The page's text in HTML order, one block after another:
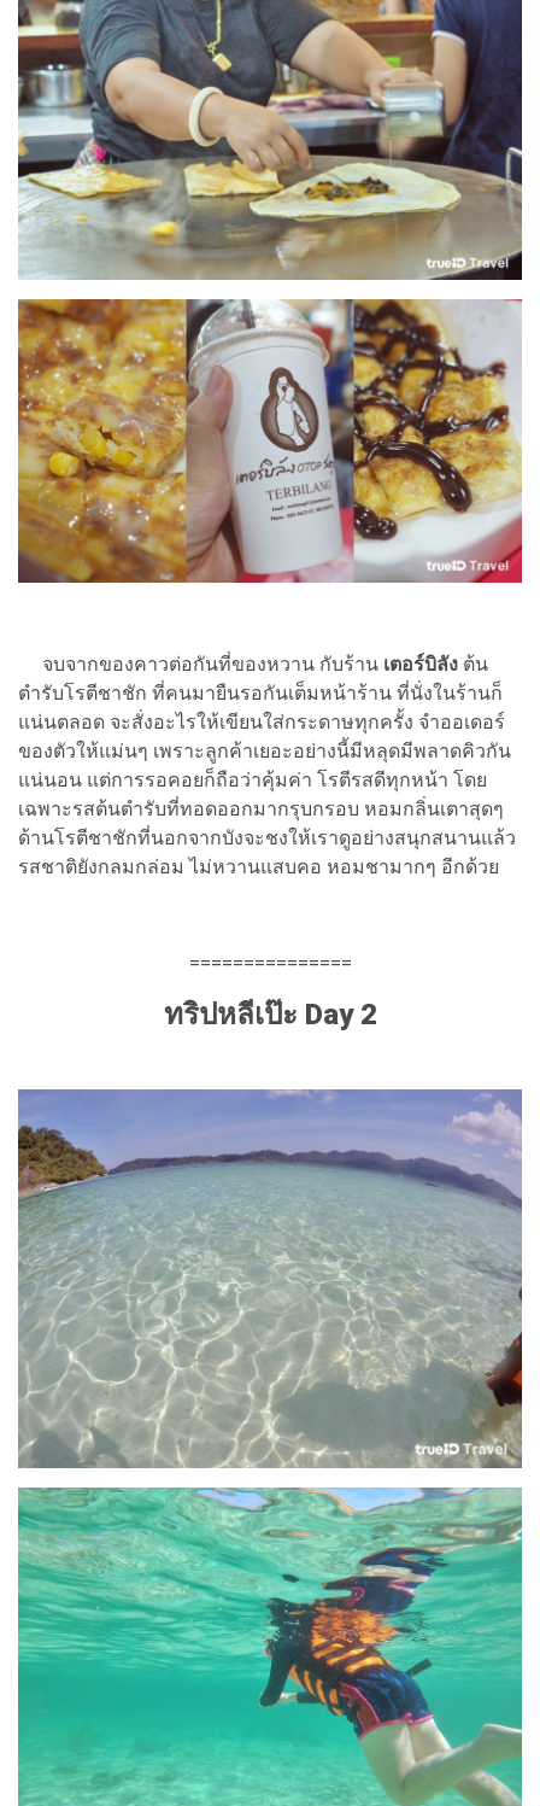
จบจากของคาวต่อกันที่ของหวาน กับร้าน เตอร์บิลัง ต้น
ตำรับโรตีชาชัก ที่คนมายืนรอกันเต็มหน้าร้าน ที่นั่งในร้านก็
แน่นตลอด จะสั่งอะไรให้เขียนใส่กระดาษทุกครั้ง จำออเดอร์
ของตัวให้แม่นๆ เพราะลูกค้าเยอะอย่างนี้มีหลุดมีพลาดคิวกัน
แน่นอน แต่การรอคอยก็ถือว่าคุ้มค่า โรตีรสดีทุกหน้า โดย
เฉพาะรสต้นตำรับที่ทอดออกมากรุบกรอบ หอมกลิ่นเตาสุดๆ
ด้านโรตีชาชักที่นอกจากบังจะชงให้เราดูอย่างสนุกสนานแล้ว
รสชาติยังกลมกล่อม ไม่หวานแสบคอ หอมชามากๆ อีกด้วย
===============
ทริปหลีเป๊ะ Day 2